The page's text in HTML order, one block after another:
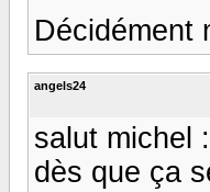
Décidément
angels24
salut michel
dès que ça